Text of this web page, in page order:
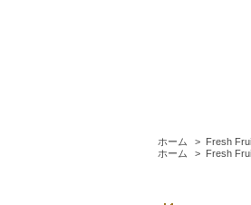
ホーム > Fresh
ホーム
> Fresh